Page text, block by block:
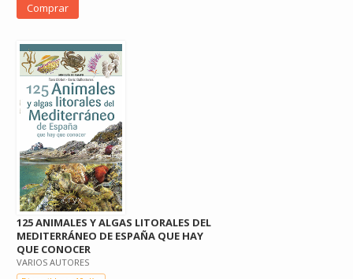
Comprar
125 ANIMALES Y ALGAS LITORALES DEL
MEDITERRÁNEO DE ESPAÑA QUE HAY
QUE CONOCER
VARIOS AUTORES